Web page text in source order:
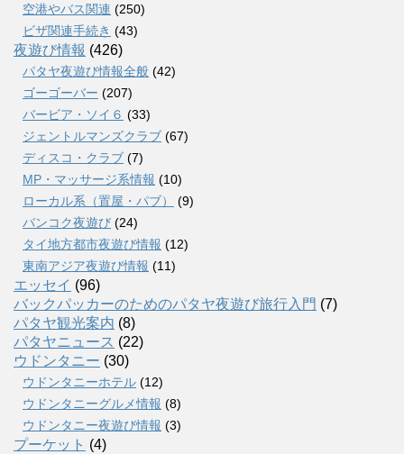
空港やバス関連 (250)
ビザ関連手続き (43)
夜遊び情報 (426)
パタヤ夜遊び情報全般 (42)
ゴーゴーバー (207)
バービア・ソイ６ (33)
ジェントルマンズクラブ (67)
ディスコ・クラブ (7)
MP・マッサージ系情報 (10)
ローカル系（置屋・パブ）
(9)
バンコク夜遊び (24)
タイ地方都市夜遊び情報 (12)
東南アジア夜遊び情報 (11)
エッセイ (96)
バックパッカーのためのパタヤ夜遊び旅行入門 (7)
パタヤ観光案内 (8)
パタヤニュース (22)
ウドンタニー (30)
ウドンタニーホテル (12)
ウドンタニーグルメ情報 (8)
ウドンタニー夜遊び情報 (3)
プーケット (4)